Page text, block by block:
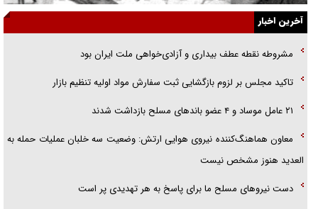
جزئیات شکنجه‌هایم فراتر از آن است که در بیان بگنجد!
گزارش «جوان» از قوانین سخت‌گیرانه ۶ قاره در برابر یورش به پاسگاه‌های
آخرین اخبار
مشروطه نقطه عطف بیداری و آزادی‌خواهی ملت ایران بود
تاکید مجلس بر لزوم بازگشایی ثبت سفارش مواد اولیه تنظیم بازار
۲۱ عامل موساد و ۴ عضو باند‌های مسلح بازداشت شدند
معاون هماهنگ‌کننده نیروی هوایی ارتش: وضعیت سه خلبان عملیات حمله به
العدید هنوز مشخص نیست
دست نیرو‌های مسلح ما برای پاسخ به هر تهدیدی پر است